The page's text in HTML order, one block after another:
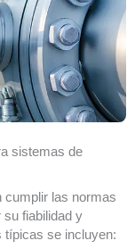
sistemas de
cumplir las normas
su fiabilidad y
típicas se incluyen: